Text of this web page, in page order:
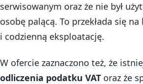
serwisowanym oraz że nie był
osobę palącą. To przekłada się
i codzienną eksploatację.
W ofercie zaznaczono też, że
odliczenia podatku VAT oraz że